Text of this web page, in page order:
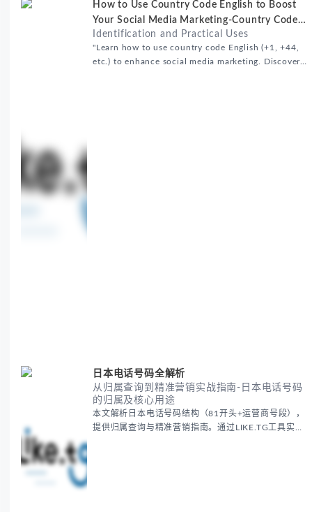
How to Use Country Code English to Boost
Your Social Media Marketing-Country Code
English
Identification and Practical Uses
"Learn how to use country code English (+1, +44,
etc.) to enhance social media marketing. Discover
日本电话号码全解析
从归属查询到精准营销实战指南-日本电话号码
的归属及核心用途
本文解析日本电话号码结构（81开头+运营商号段），
提供归属查询与精准营销指南。通过LIKE.TG工具实现